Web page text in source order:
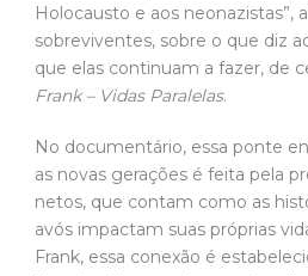
Holocausto e aos neonazistas”,
sobreviventes, sobre o que diz
que elas continuam a fazer, de
Frank – Vidas Paralelas.
No documentário, essa ponte
as novas gerações é feita pela
netos, que contam como as
avós impactam suas próprias
Frank, essa conexão é